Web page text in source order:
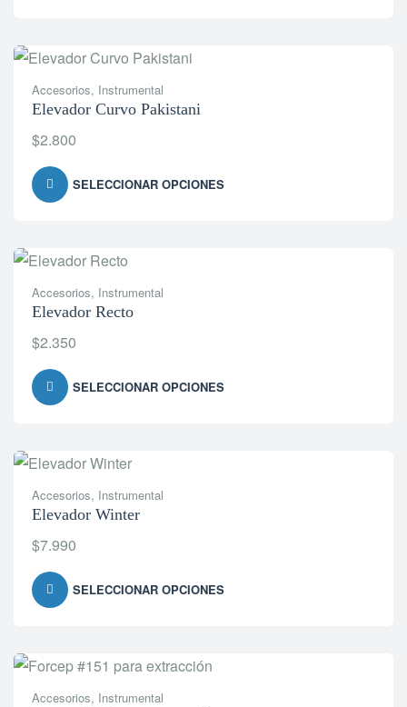
Accesorios, Instrumental
Elevador Curvo Pakistani
$2.800
SELECCIONAR OPCIONES
Accesorios, Instrumental
Elevador Recto
$2.350
SELECCIONAR OPCIONES
Accesorios, Instrumental
Elevador Winter
$7.990
SELECCIONAR OPCIONES
Accesorios, Instrumental